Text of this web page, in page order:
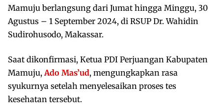
Mamuju berlangsung dari Jumat hingga Minggu, 30
Agustus – 1 September 2024, di RSUP Dr. Wahidin
Sudirohusodo, Makassar.
Saat dikonfirmasi, Ketua PDI Perjuangan Kabupaten
Mamuju, Ado Mas’ud, mengungkapkan rasa
syukurnya setelah menyelesaikan proses tes
kesehatan tersebut.